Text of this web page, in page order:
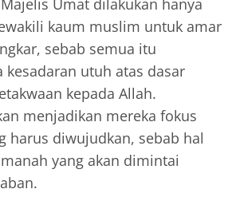
kaum muslim untuk amar
sebab semua itu
kesadaran utuh atas dasar
kepada Allah.
menjadikan mereka fokus
harus diwujudkan, sebab hal
yang akan dimintai